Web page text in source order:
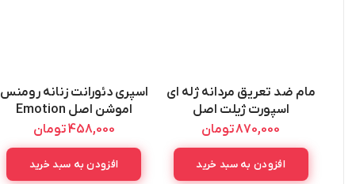
مام ضد تعریق مردانه ژله ای
اسپورت ژیلت اصل
GILLETTE
ANTIPERSPIRANT GEL
SPORT TRIUMPH 70ML
870,000تومان
افزودن به سبد خرید
اسپری دئورانت زنانه رومنس
اموشن اصل Emotion
Romance Deorant Spray
150ML
458,000تومان
افزودن به سبد خرید